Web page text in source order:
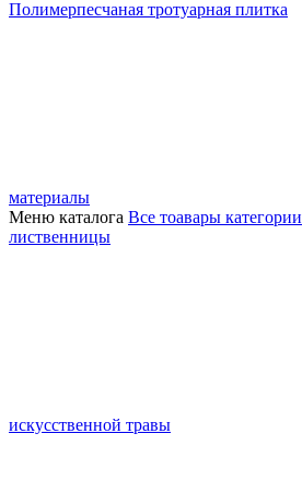
Полимерпесчаная тротуарная плитка
материалы
Меню каталога Все тоавары категории
лиственницы
искусственной травы